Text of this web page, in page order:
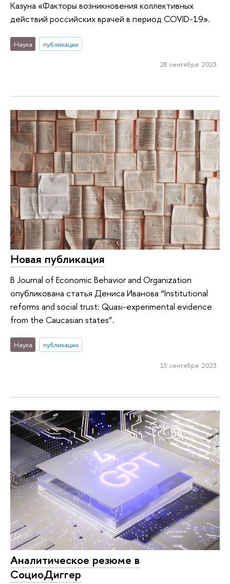
Казуна «Факторы возникновения коллективных
действий российских врачей в период COVID-19».
Наука публикации
28 сентября 2023
Новая публикация
В Journal of Economic Behavior and Organization
опубликована статья Дениса Иванова “Institutional
reforms and social trust: Quasi-experimental evidence
from the Caucasian states”.
Наука публикации
15 сентября 2023
Аналитическое резюме в
СоциоДиггер